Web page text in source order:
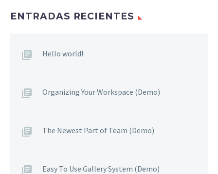
ENTRADAS RECIENTES
Hello world!
Organizing Your Workspace (Demo)
The Newest Part of Team (Demo)
Easy To Use Gallery System (Demo)